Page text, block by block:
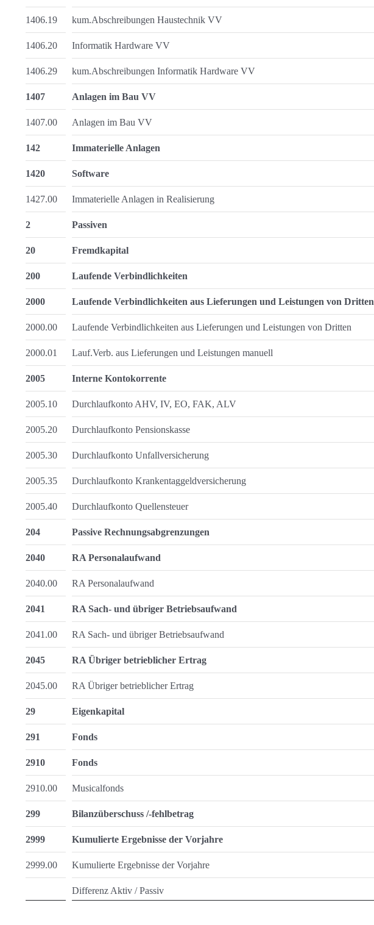
1406.19 kum.Abschreibungen Haustechnik VV
1406.20 Informatik Hardware VV
1406.29 kum.Abschreibungen Informatik Hardware VV
1407 Anlagen im Bau VV
1407.00 Anlagen im Bau VV
142 Immaterielle Anlagen
1420 Software
1427.00 Immaterielle Anlagen in Realisierung
2 Passiven
20 Fremdkapital
200 Laufende Verbindlichkeiten
2000 Laufende Verbindlichkeiten aus Lieferungen und Leistungen von Dritten
2000.00 Laufende Verbindlichkeiten aus Lieferungen und Leistungen von Dritten
2000.01 Lauf.Verb. aus Lieferungen und Leistungen manuell
2005 Interne Kontokorrente
2005.10 Durchlaufkonto AHV, IV, EO, FAK, ALV
2005.20 Durchlaufkonto Pensionskasse
2005.30 Durchlaufkonto Unfallversicherung
2005.35 Durchlaufkonto Krankentaggeldversicherung
2005.40 Durchlaufkonto Quellensteuer
204 Passive Rechnungsabgrenzungen
2040 RA Personalaufwand
2040.00 RA Personalaufwand
2041 RA Sach- und übriger Betriebsaufwand
2041.00 RA Sach- und übriger Betriebsaufwand
2045 RA Übriger betrieblicher Ertrag
2045.00 RA Übriger betrieblicher Ertrag
29 Eigenkapital
291 Fonds
2910 Fonds
2910.00 Musicalfonds
299 Bilanzüberschuss /-fehlbetrag
2999 Kumulierte Ergebnisse der Vorjahre
2999.00 Kumulierte Ergebnisse der Vorjahre
Differenz Aktiv / Passiv